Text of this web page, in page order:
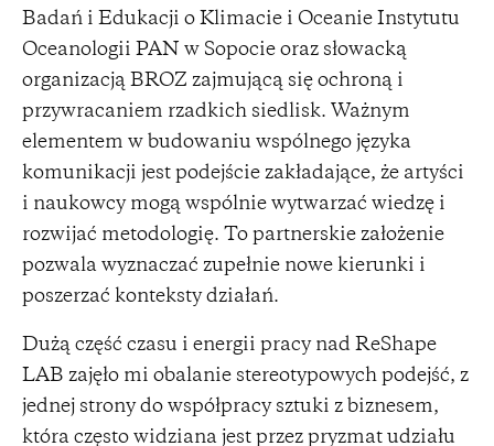
Badań i Edukacji o Klimacie i Oceanie Instytutu
Oceanologii PAN w Sopocie oraz słowacką
organizacją BROZ zajmującą się ochroną i
przywracaniem rzadkich siedlisk. Ważnym
elementem w budowaniu wspólnego języka
komunikacji jest podejście zakładające, że artyści
i naukowcy mogą wspólnie wytwarzać wiedzę i
rozwijać metodologię. To partnerskie założenie
pozwala wyznaczać zupełnie nowe kierunki i
poszerzać konteksty działań.
Dużą część czasu i energii pracy nad ReShape
LAB zajęło mi obalanie stereotypowych podejść, z
jednej strony do współpracy sztuki z biznesem,
która często widziana jest przez pryzmat udziału